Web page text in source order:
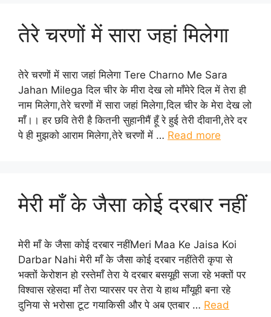
तेरे चरणों में सारा जहां मिलेगा
तेरे चरणों में सारा जहां मिलेगा Tere Charno Me Sara
Jahan Milega दिल चीर के मीरा देख लो माँमेरे दिल में तेरा ही
नाम मिलेगा,तेरे चरणों में सारा जहां मिलेगा,दिल चीर के मेरा देख लो
माँ।। हर छवि तेरी है कितनी सुहानीमैं हूँ रे हुई तेरी दीवानी,तेरे दर
पे ही मुझको आराम मिलेगा,तेरे चरणों में … Read more
मेरी माँ के जैसा कोई दरबार नहीं
मेरी माँ के जैसा कोई दरबार नहींMeri Maa Ke Jaisa Koi
Darbar Nahi मेरी माँ के जैसा कोई दरबार नहींतेरी कृपा से
भक्तों केरोशन हो रस्तेमाँ तेरा ये दरबार बसयूही सजा रहे भक्तों पर
विश्वास रहेसदा माँ तेरा प्यारसर पर तेरा ये हाथ माँयूही बना रहे
दुनिया से भरोसा टूट गयाकिसी और पे अब एतबार … Read